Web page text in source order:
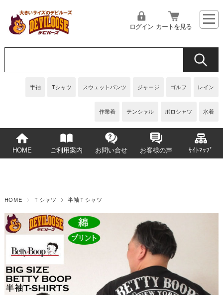
半袖 Tシャツ スウェットパンツ ジャージ ゴルフ レイン
作業着 テンシャル ポロシャツ 水着
ログイン カートを見る
HOME ご利用案内 お問い合せ お客様の声 ｻｲﾄﾏｯﾌﾟ
HOME Ｔシャツ 半袖Ｔシャツ